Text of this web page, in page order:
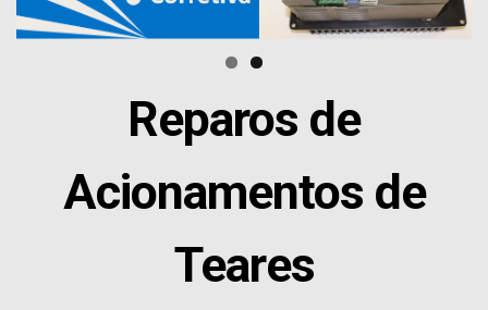
Reparos de
Acionamentos de
Teares